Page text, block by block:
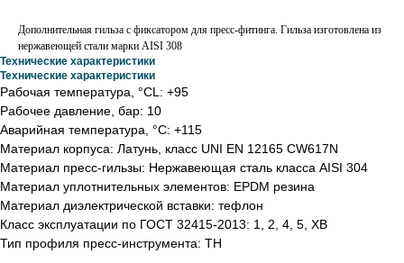
Дополнительная гильза с фиксатором для пресс-фитинга. Гильза изготовлена из
нержавеющей стали марки AISI 308
Технические характеристики
Технические характеристики
Рабочая температура, °СL: +95
Рабочее давление, бар: 10
Аварийная температура, °С: +115
Материал корпуса: Латунь, класс UNI EN 12165 CW617N
Материал пресс-гильзы: Нержавеющая сталь класса AISI 304
Материал уплотнительных элементов: EPDM резина
Материал диэлектрической вставки: тефлон
Класс эксплуатации по ГОСТ 32415-2013: 1, 2, 4, 5, ХВ
Тип профиля пресс-инструмента: TH